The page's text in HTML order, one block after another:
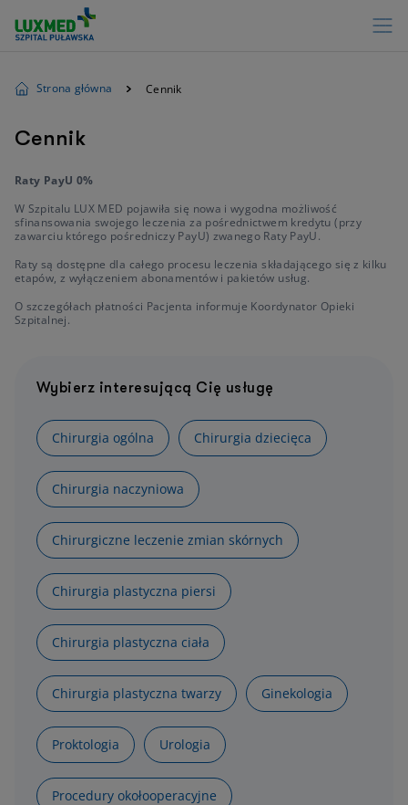
Strona główna Cennik
Cennik
Raty PayU 0%
W Szpitalu LUX MED pojawiła się nowa i wygodna możliwość
sfinansowania swojego leczenia za pośrednictwem kredytu (przy
zawarciu którego pośredniczy PayU) zwanego Raty PayU.
Raty są dostępne dla całego procesu leczenia składającego się z kilku
etapów, z wyłączeniem abonamentów i pakietów usług.
O szczegółach płatności Pacjenta informuje Koordynator Opieki
Szpitalnej.
Wybierz interesującą Cię usługę
Chirurgia ogólna Chirurgia dziecięca
Chirurgia naczyniowa
Chirurgiczne leczenie zmian skórnych
Chirurgia plastyczna piersi
Chirurgia plastyczna ciała
Chirurgia plastyczna twarzy Ginekologia
Proktologia Urologia
Procedury okołooperacyjne